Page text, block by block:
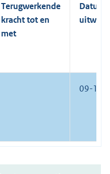
Terugwerkende
kracht tot en
met
Datum
09-12-